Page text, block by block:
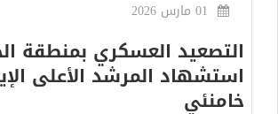
التصعيد العسكري بمنطقة
استشهاد المرشد الأعلى
خامنئي